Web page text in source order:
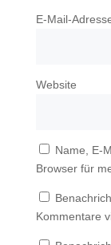
E-Mail-
Website
Name, E-
Browser für
Kommentare